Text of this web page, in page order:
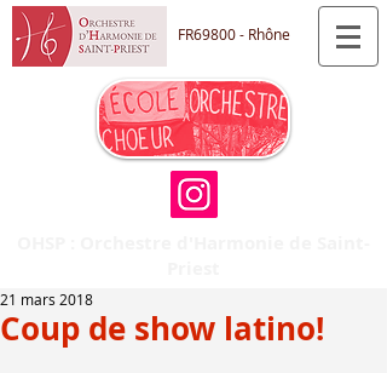
FR69800 - Rhône
Coup de show latino!
21 mars 2018